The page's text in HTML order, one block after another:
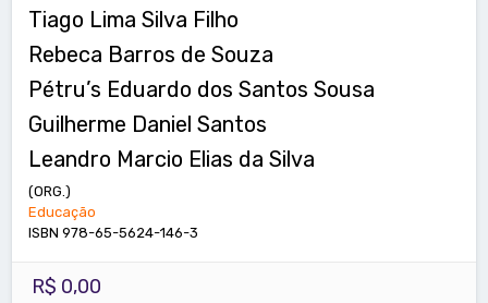
Tiago Lima Silva Filho
Rebeca Barros de Souza
Pétru’s Eduardo dos Santos Sousa
Guilherme Daniel Santos
Leandro Marcio Elias da Silva
(ORG.)
Educação
ISBN 978-65-5624-146-3
R$ 0,00